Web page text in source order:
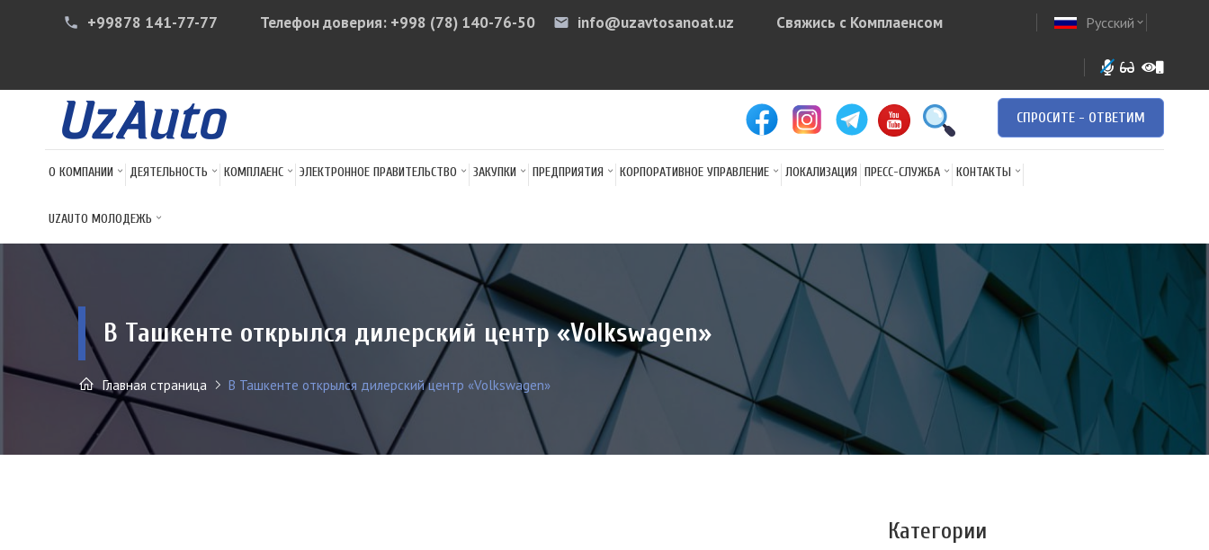
phone +99878 141-77-77 Телефон доверия: +998 (78) 140-76-50 email info@uzavtosanoat.uz arrow
Свяжись с Комплаенсом Русский expand_more
СПРОСИТЕ - ОТВЕТИМ
О КОМПАНИИ ДЕЯТЕЛЬНОСТЬ КОМПЛАЕНС ЭЛЕКТРОННОЕ ПРАВИТЕЛЬСТВО ЗАКУПКИ ПРЕДПРИЯТИЯ КОРПОРАТИВНОЕ УПРАВЛЕНИЕ ЛОКАЛИЗАЦИЯ ПРЕСС-СЛУЖБА КОНТАКТЫ
UZAUTO МОЛОДЕЖЬ
В Ташкенте открылся дилерский центр «Volkswagen»
Главная страница В Ташкенте открылся дилерский центр «Volkswagen»
Категории